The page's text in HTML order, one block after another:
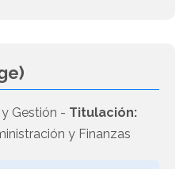
Gestión - Titulación:
y Finanzas